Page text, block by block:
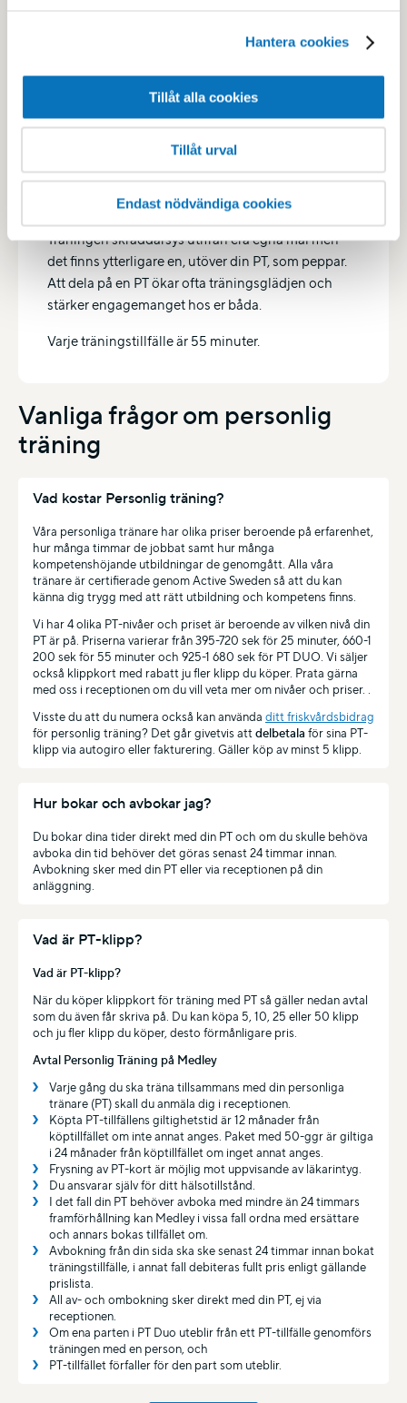
Hantera cookies
Tillåt alla cookies
Tillåt urval
Endast nödvändiga cookies
PT DUO
PT Duo innebär träning tillsammans med en annan
person med gemensam PT. Du delar
träningsupplevelsen med någon du tycker om.
Träningen skräddarsys utifrån era egna mål men
det finns ytterligare en, utöver din PT, som peppar.
Att dela på en PT ökar ofta träningsglädjen och
stärker engagemanget hos er båda.
Varje träningstillfälle är 55 minuter.
Vanliga frågor om personlig
träning
Vad kostar Personlig träning?
Våra personliga tränare har olika priser beroende på erfarenhet,
hur många timmar de jobbat samt hur många
kompetenshöjande utbildningar de genomgått. Alla våra
tränare är certifierade genom Active Sweden så att du kan
känna dig trygg med att rätt utbildning och kompetens finns.
Vi har 4 olika PT-nivåer och priset är beroende av vilken nivå din
PT är på. Priserna varierar från 395-720 sek för 25 minuter, 660-1
200 sek för 55 minuter och 925-1 680 sek för PT DUO. Vi säljer
också klippkort med rabatt ju fler klipp du köper. Prata gärna
med oss i receptionen om du vill veta mer om nivåer och priser. .
Visste du att du numera också kan använda ditt friskvårdsbidrag
för personlig träning? Det går givetvis attdelbetala för sina PT-
klipp via autogiro eller fakturering. Gäller köp av minst 5 klipp.
Hur bokar och avbokar jag?
Du bokar dina tider direkt med din PT och om du skulle behöva
avboka din tid behöver det göras senast 24 timmar innan.
Avbokning sker med din PT eller via receptionen på din
anläggning.
Vad är PT-klipp?
Vad är PT-klipp?
När du köper klippkort för träning med PT så gäller nedan avtal
som du även får skriva på. Du kan köpa 5, 10, 25 eller 50 klipp
och ju fler klipp du köper, desto förmånligare pris.
Avtal Personlig Träning på Medley
Varje gång du ska träna tillsammans med din personliga
tränare (PT) skall du anmäla dig i receptionen.
Köpta PT-tillfällens giltighetstid är 12 månader från
köptillfället om inte annat anges. Paket med 50-ggr är giltiga
i 24 månader från köptillfället om inget annat anges.
Frysning av PT-kort är möjlig mot uppvisande av läkarintyg.
Du ansvarar själv för ditt hälsotillstånd.
I det fall din PT behöver avboka med mindre än 24 timmars
framförhållning kan Medley i vissa fall ordna med ersättare
och annars bokas tillfället om.
Avbokning från din sida ska ske senast 24 timmar innan bokat
träningstillfälle, i annat fall debiteras fullt pris enligt gällande
prislista.
All av- och ombokning sker direkt med din PT, ej via
receptionen.
Om ena parten i PT Duo uteblir från ett PT-tillfälle genomförs
träningen med en person, och
PT-tillfället förfaller för den part som uteblir.